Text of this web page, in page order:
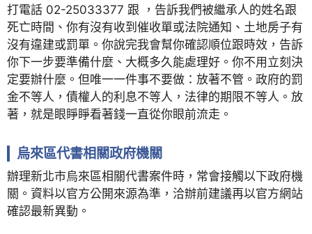
打電話 02-25033377 跟 ，告訴我們被繼承人的姓名跟
死亡時間、你有沒有收到催收單或法院通知、土地房子有
沒有違建或罰單。你說完我會幫你確認順位跟時效，告訴
你下一步要準備什麼、大概多久能處理好。你不用立刻決
定要辦什麼。但唯一一件事不要做：放著不管。政府的罰
金不等人，債權人的利息不等人，法律的期限不等人。放
著，就是眼睜睜看著錢一直從你眼前流走。
烏來區代書相關政府機關
辦理新北市烏來區相關代書案件時，常會接觸以下政府機
關。資料以官方公開來源為準，洽辦前建議再以官方網站
確認最新異動。